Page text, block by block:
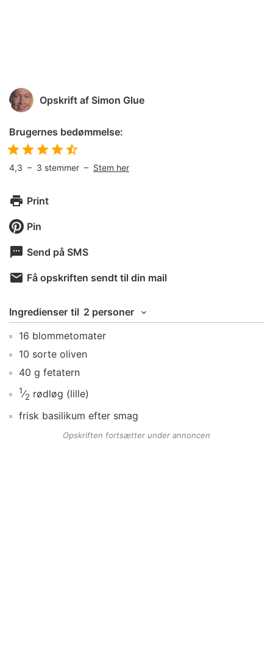
Opskrift af Simon Glue
Brugernes bedømmelse:
4,3 – 3 stemmer – Stem her
Print
Pin
Send på SMS
Få opskriften sendt til din mail
Ingredienser til 2 personer
16 blommetomater
10 sorte oliven
40 g fetatern
1⁄2 rødløg (lille)
frisk basilikum efter smag
Opskriften fortsætter under annoncen